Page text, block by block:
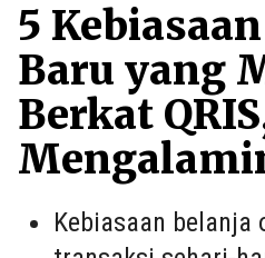
5
Baru yang
Berkat
Kebiasaan belanja